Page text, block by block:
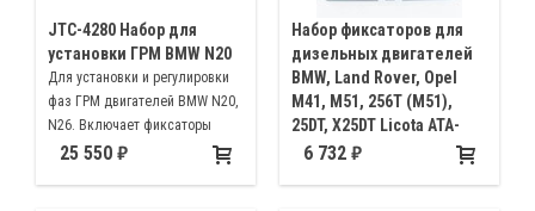
JTC-4280 Набор для
установки ГРМ BMW N20
Для установки и регулировки
фаз ГРМ двигателей BMW N20,
N26. Включает фиксаторы
коленвала,
25 550
Набор фиксаторов для
дизельных двигателей
BMW, Land Rover, Opel
M41, M51, 256T (M51),
25DT, X25DT Licota ATA-
3810
6 732